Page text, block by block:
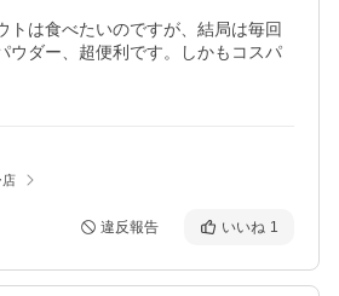
トは食べたいのですが、結局は毎回
ウダー、超便利です。しかもコスパ
店
違反報告 いいね 1